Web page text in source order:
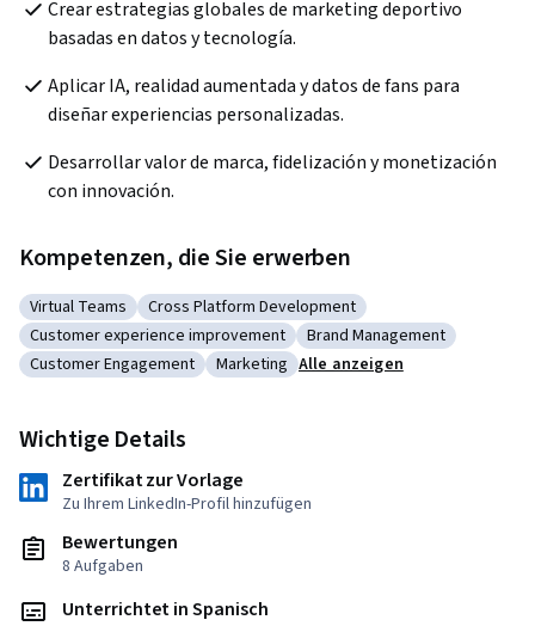
Crear estrategias globales de marketing deportivo
basadas en datos y tecnología.
Aplicar IA, realidad aumentada y datos de fans para
diseñar experiencias personalizadas.
Desarrollar valor de marca, fidelización y monetización
con innovación.
Kompetenzen, die Sie erwerben
Kategorie: Virtual Teams
Virtual Teams Kategorie: Cross Platform Development
Cross Platform Development
Kategorie: Customer experience improvement
Customer experience improvement Kategorie: Brand
Brand Management
Kategorie: Customer Engagement
Customer Engagement Kategorie: Marketing
Marketing Alle anzeigen
Wichtige Details
Zertifikat zur Vorlage
Zu Ihrem LinkedIn-Profil hinzufügen
Bewertungen
8 Aufgaben
Unterrichtet in Spanisch